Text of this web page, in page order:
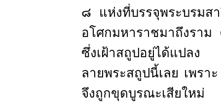
๘ แห่งที่บรรจุพระบรมส
อโศกมหาราชมาถึงราม
ซึ่งเฝ้าสถูปอยู่ได้แปลง
ลายพระสถูปนี้เลย เพร
จึงถูกขุดบูรณะเสียให